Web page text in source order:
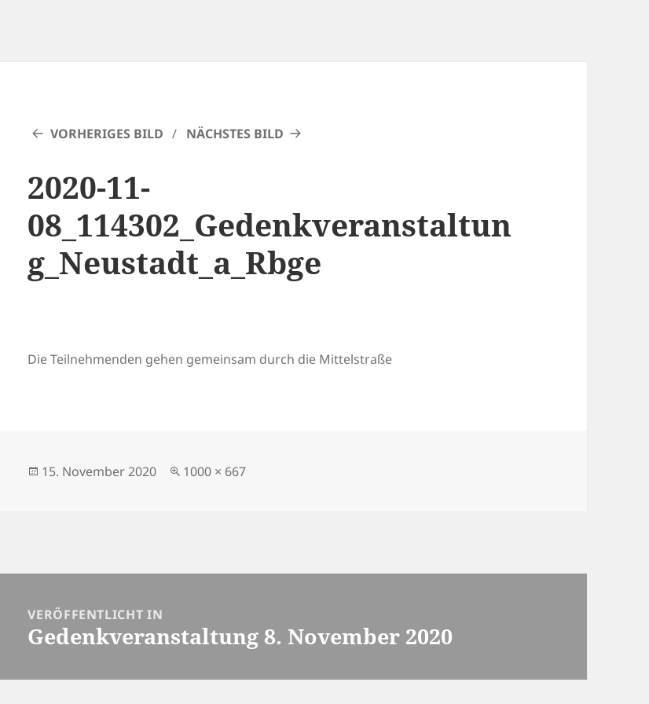
VORHERIGES BILD NÄCHSTES BILD
2020-11-
08_114302_Gedenkveranstaltun
g_Neustadt_a_Rbge
Die Teilnehmenden gehen gemeinsam durch die Mittelstraße
Veröffentlicht
15. November 2020 Originalgröße
1000 × 667
VERÖFFENTLICHT IN
Gedenkveranstaltung 8. November 2020